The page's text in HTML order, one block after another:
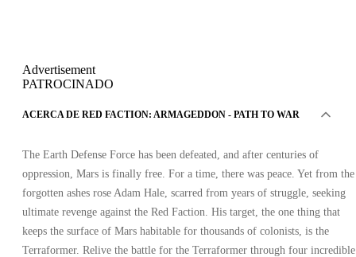
Advertisement
PATROCINADO
ACERCA DE RED FACTION: ARMAGEDDON - PATH TO WAR
The Earth Defense Force has been defeated, and after centuries of
oppression, Mars is finally free. For a time, there was peace. Yet from the
forgotten ashes rose Adam Hale, scarred from years of struggle, seeking
ultimate revenge against the Red Faction. His target, the one thing that
keeps the surface of Mars habitable for thousands of colonists, is the
Terraformer. Relive the battle for the Terraformer through four incredible